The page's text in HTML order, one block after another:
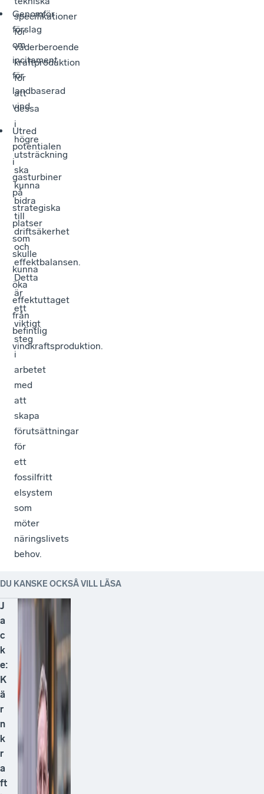
Genomför
förslag
om
incitament
för
landbaserad
vind
Utred
potentialen
i
gasturbiner
på
strategiska
platser
som
skulle
kunna
öka
effektuttaget
från
befintlig
vindkraftsproduktion.
specifikationer
för
väderberoende
kraftproduktion
för
att
dessa
i
högre
utsträckning
ska
kunna
bidra
till
driftsäkerhet
och
effektbalansen.
Detta
är
ett
viktigt
steg
i
arbetet
med
att
skapa
förutsättningar
för
ett
fossilfritt
elsystem
som
möter
näringslivets
behov.
DU KANSKE OCKSÅ VILL LÄSA
J
a
c
k
e:
K
ä
r
n
k
r
a
ft